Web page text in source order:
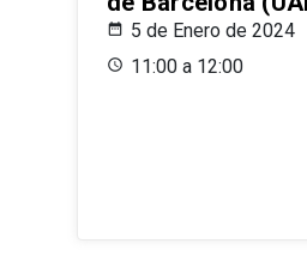
5 de Enero de 2024
11:00 a 12:00